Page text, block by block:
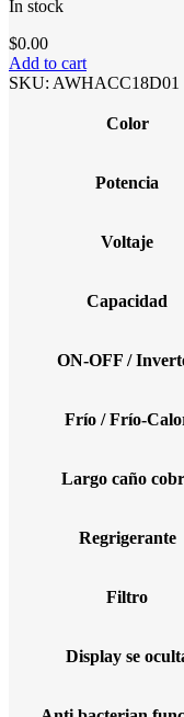
In stock
$0.00
Add to cart
SKU: AWHACC18D01
Color
Potencia
Voltaje
Capacidad
ON-OFF /
Frío / Frío-
Largo caño
Regrigerante
Filtro
Display se